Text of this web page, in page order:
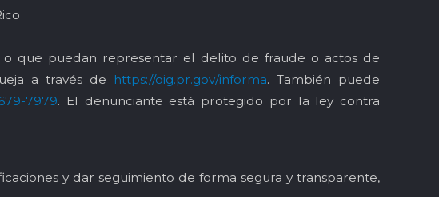
que puedan representar el delito de fraude o actos de
a través de https://oig.pr.gov/informa. También puede
7979. El denunciante está protegido por la ley contra
y dar seguimiento de forma segura y transparente,